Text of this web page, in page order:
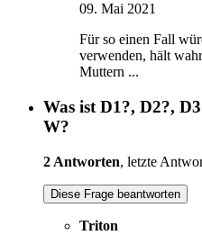
09. Mai 2021
Für so einen Fall
verwenden, hält
Muttern ...
Was ist D1?, D2?,
W?
2 Antworten, letzte
Diese Frage beantworten
Triton